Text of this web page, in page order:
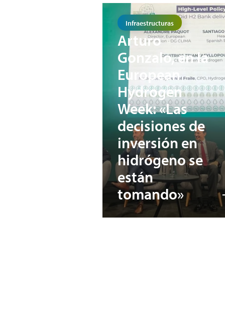
Infraestructuras
Arturo
Gonzalo, en la
European
Hydrogen
Week: «Las
decisiones de
inversión en
hidrógeno se
están
tomando»